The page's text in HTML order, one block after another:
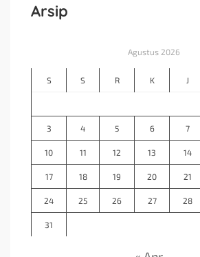
Arsip
Agustus 2026
S S R K J
3 4 5 6 7
10 11 12 13 14
17 18 19 20 21
24 25 26 27 28
31